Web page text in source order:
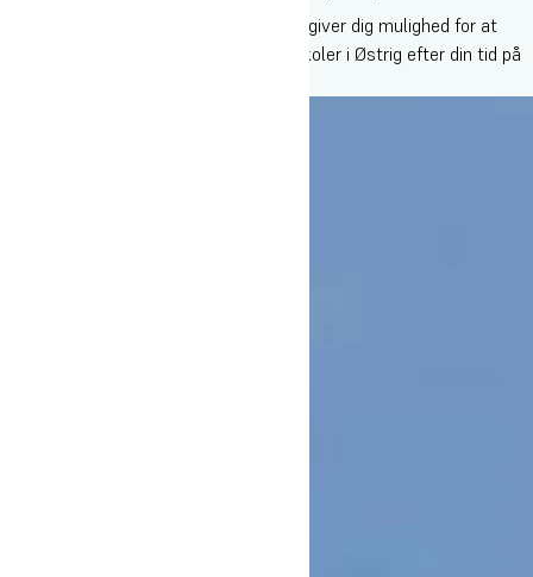
Vores samarbejde med Højmark Rejser giver dig mulighed for at
tage på sæson og få job på lokale skiskoler i Østrig efter din tid på